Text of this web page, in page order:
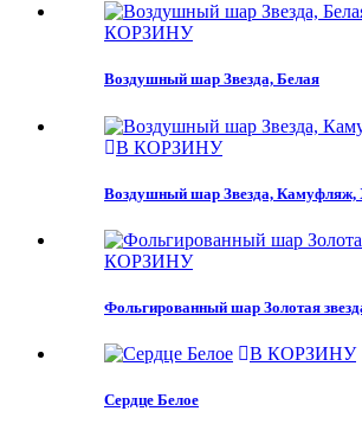
КОРЗИНУ
Воздушный шар Звезда, Белая
В КОРЗИНУ
Воздушный шар Звезда, Камуфляж,
КОРЗИНУ
Фольгированный шар Золотая
В КОРЗИНУ
Сердце Белое